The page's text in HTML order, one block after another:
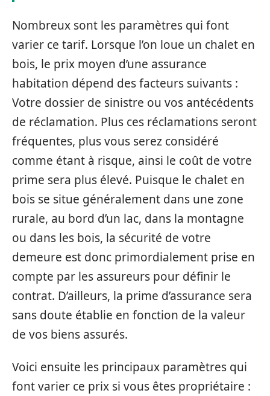
Nombreux sont les paramètres qui font
varier ce tarif. Lorsque l’on loue un chalet en
bois, le prix moyen d’une assurance
habitation dépend des facteurs suivants :
Votre dossier de sinistre ou vos antécédents
de réclamation. Plus ces réclamations seront
fréquentes, plus vous serez considéré
comme étant à risque, ainsi le coût de votre
prime sera plus élevé. Puisque le chalet en
bois se situe généralement dans une zone
rurale, au bord d’un lac, dans la montagne
ou dans les bois, la sécurité de votre
demeure est donc primordialement prise en
compte par les assureurs pour définir le
contrat. D’ailleurs, la prime d’assurance sera
sans doute établie en fonction de la valeur
de vos biens assurés.
Voici ensuite les principaux paramètres qui
font varier ce prix si vous êtes propriétaire :